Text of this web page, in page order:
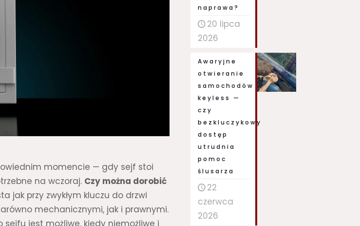
momencie — gdy sejf stoi
na wczoraj. Czy można dorobić
jak przy zwykłym kluczu do drzwi
mechanicznymi, jak i prawnymi.
naprawa?
20 lipca
2026
Awaryjne
otwieranie
samochodów
keyless —
czy
bezkluczykowy
dostęp
utrudnia
pomoc
ślusarza
22
czerwca
2026